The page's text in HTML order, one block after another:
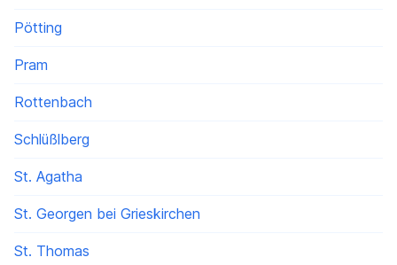
Pötting
Pram
Rottenbach
Schlüßlberg
St. Agatha
St. Georgen bei Grieskirchen
St. Thomas